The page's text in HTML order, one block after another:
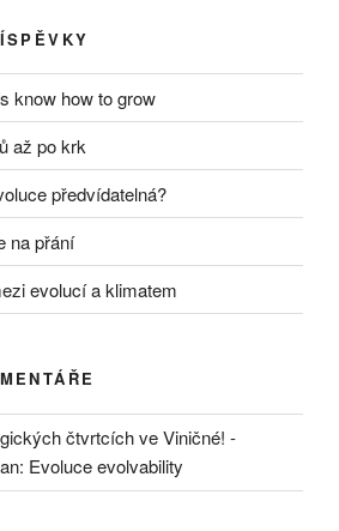
know how to grow
až po krk
předvídatelná?
na přání
evolucí a klimatem
čtvrtcích ve Viničné! -
Evoluce evolvability